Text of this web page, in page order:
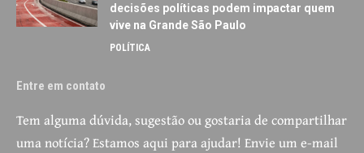
decisões políticas podem impactar quem
vive na Grande São Paulo
POLÍTICA
Entre em contato
Tem alguma dúvida, sugestão ou gostaria de compartilhar
uma notícia? Estamos aqui para ajudar! Envie um e-mail